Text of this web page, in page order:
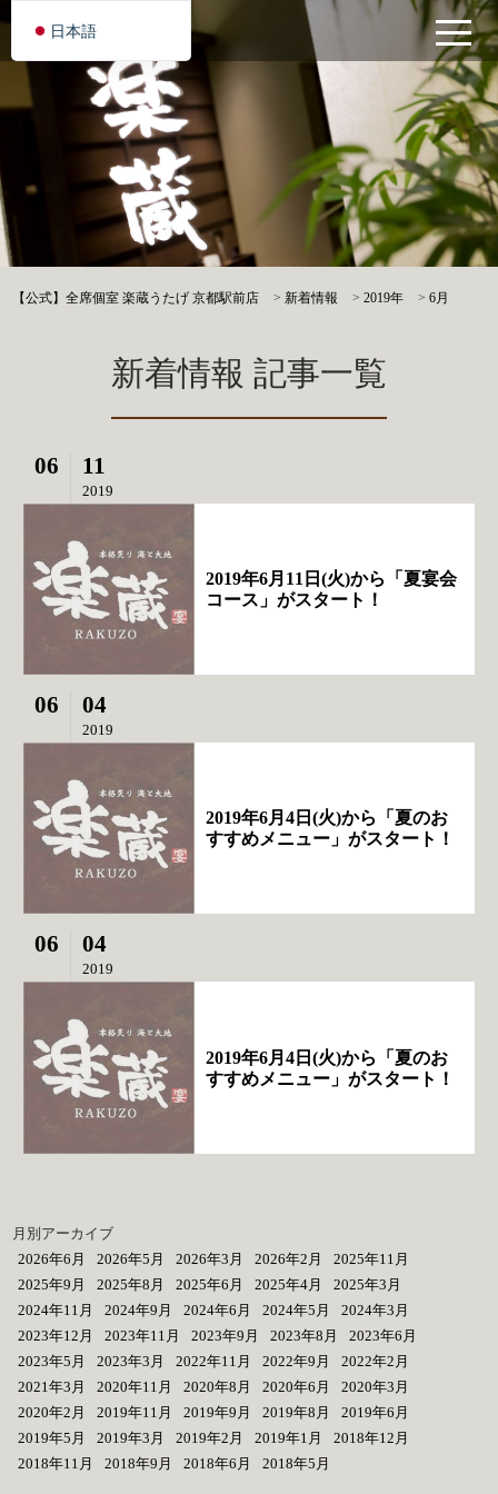
【公式】全席個室 楽蔵うたげ 京都駅前店 >新着情報 >2019年 >6月
新着情報 記事一覧
06 11
2019
2019年6月11日(火)から「夏宴会
コース」がスタート！
06 04
2019
2019年6月4日(火)から「夏のお
すすめメニュー」がスタート！
06 04
2019
2019年6月4日(火)から「夏のお
すすめメニュー」がスタート！
月別アーカイブ
2026年6月
2026年5月 2026年3月 2026年2月
2025年11月
2025年9月
2025年8月 2025年6月 2025年4月
2025年3月
2024年11月
2024年9月 2024年6月 2024年5月
2024年3月
2023年12月
2023年11月 2023年9月 2023年8月
2023年6月
2023年5月
2023年3月 2022年11月 2022年9月
2022年2月
2021年3月
2020年11月 2020年8月 2020年6月
2020年3月
2020年2月
2019年11月 2019年9月 2019年8月
2019年6月
2019年5月
2019年3月 2019年2月 2019年1月
2018年12月
2018年11月
2018年9月 2018年6月 2018年5月
日本語